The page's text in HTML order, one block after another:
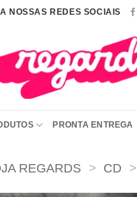
NOSSAS REDES SOCIAIS
PRONTA ENTREGA
REGARDS > CD >